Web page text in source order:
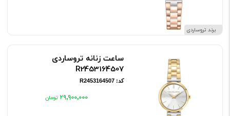
برند تروساردی
ساعت زنانه تروساردی
R2453164507
کد: R2453164507
۲۹٬۹۰۰٬۰۰۰